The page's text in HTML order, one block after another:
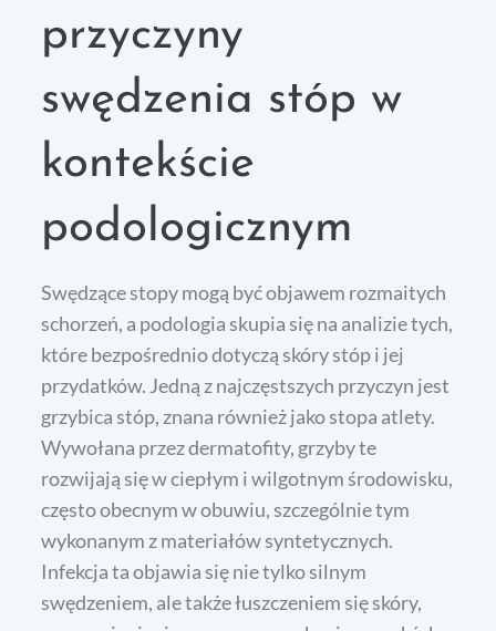
przyczyny
swędzenia stóp w
kontekście
podologicznym
Swędzące stopy mogą być objawem rozmaitych
schorzeń, a podologia skupia się na analizie tych,
które bezpośrednio dotyczą skóry stóp i jej
przydatków. Jedną z najczęstszych przyczyn jest
grzybica stóp, znana również jako stopa atlety.
Wywołana przez dermatofity, grzyby te
rozwijają się w ciepłym i wilgotnym środowisku,
często obecnym w obuwiu, szczególnie tym
wykonanym z materiałów syntetycznych.
Infekcja ta objawia się nie tylko silnym
swędzeniem, ale także łuszczeniem się skóry,